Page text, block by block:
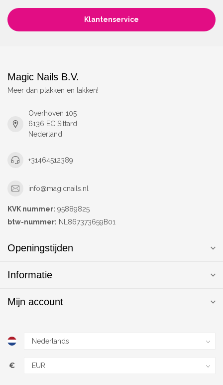
Klantenservice
Magic Nails B.V.
Meer dan plakken en lakken!
Overhoven 105
6136 EC Sittard
Nederland
+31464512389
info@magicnails.nl
KVK nummer: 95889825
btw-nummer: NL867373659B01
Openingstijden
Informatie
Mijn account
€